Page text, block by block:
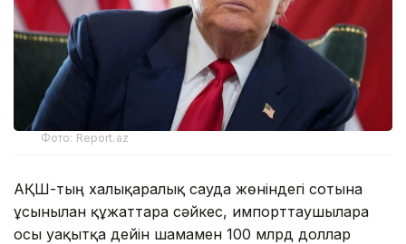
Фото: Report.az
АҚШ-тың халықаралық сауда жөніндегі сотына
ұсынылған құжаттарға сәйкес, импорттаушыларға
осы уақытқа дейін шамамен 100 млрд доллар